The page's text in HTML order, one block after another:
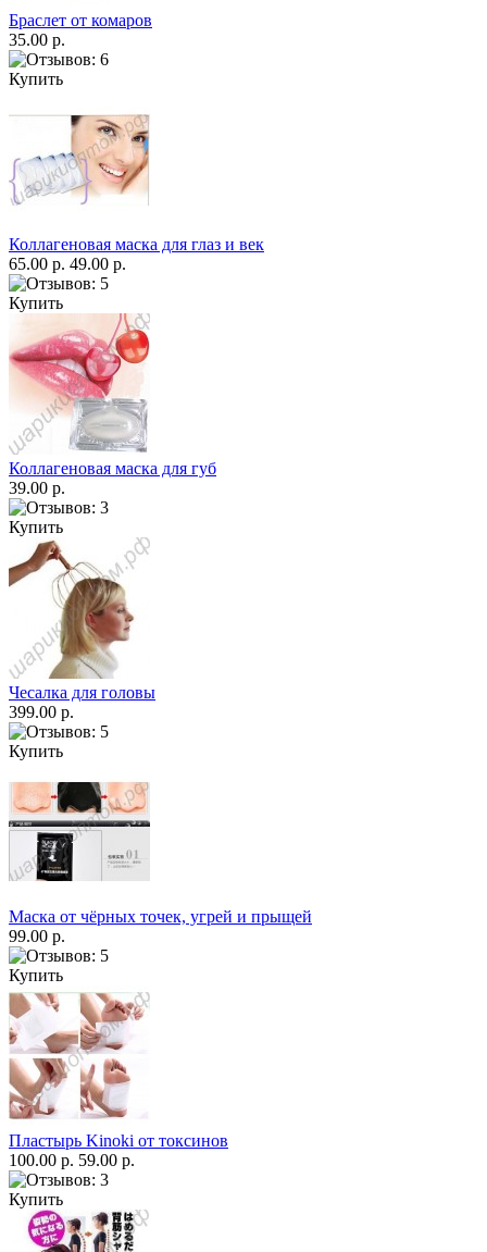
Браслет от комаров
35.00 р.
Купить
Коллагеновая маска для глаз и век
65.00 р. 49.00 р.
Купить
Коллагеновая маска для губ
39.00 р.
Купить
Чесалка для головы
399.00 р.
Купить
Маска от чёрных точек, угрей и прыщей
99.00 р.
Купить
Пластырь Kinoki от токсинов
100.00 р. 59.00 р.
Купить